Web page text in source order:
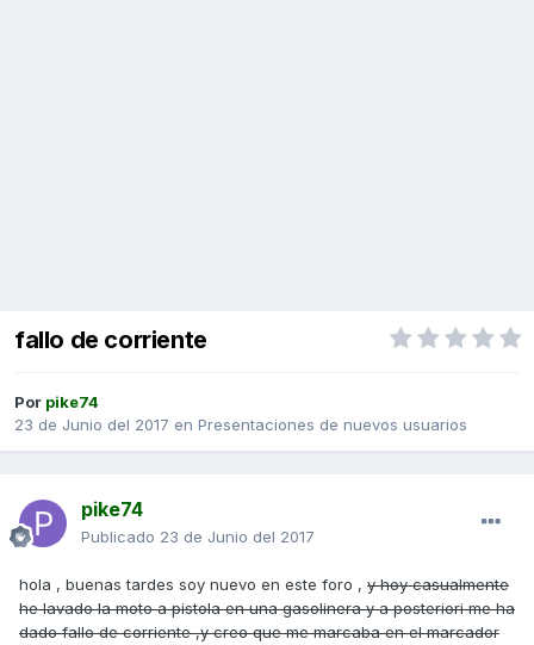
fallo de corriente
Por pike74
23 de Junio del 2017 en Presentaciones de nuevos usuarios
pike74
Publicado 23 de Junio del 2017
hola , buenas tardes soy nuevo en este foro , y hoy casualmente
he lavado la moto a pistola en una gasolinera y a posteriori me ha
dado fallo de corriente ,y creo que me marcaba en el marcador